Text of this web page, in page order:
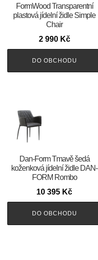
FormWood Transparentní
plastová jídelní židle Simple
Chair
2 990 Kč
DO OBCHODU
​​​​​Dan-Form Tmavě šedá
koženková jídelní židle DAN-
FORM Rombo
10 395 Kč
DO OBCHODU